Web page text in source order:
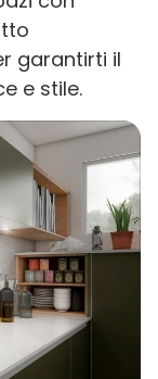
garantirti il
e stile.